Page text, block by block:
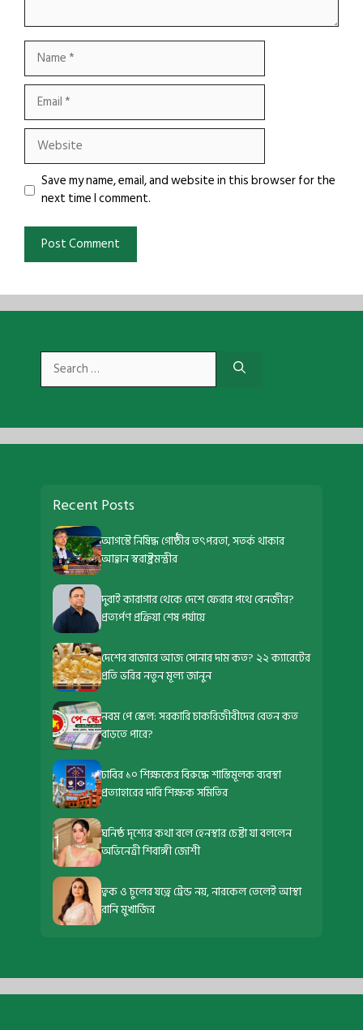
Name
Email
Website
Save my name, email, and website in this browser for the
next time I comment.
Search
for:
Recent Posts
আগস্টে নিষিদ্ধ গোষ্ঠীর তৎপরতা, সতর্ক থাকার
আহ্বান স্বরাষ্ট্রমন্ত্রীর
দুবাই কারাগার থেকে দেশে ফেরার পথে বেনজীর?
প্রত্যর্পণ প্রক্রিয়া শেষ পর্যায়ে
দেশের বাজারে আজ সোনার দাম কত? ২২ ক্যারেটের
প্রতি ভরির নতুন মূল্য জানুন
নবম পে স্কেল: সরকারি চাকরিজীবীদের বেতন কত
বাড়তে পারে?
ঢাবির ১০ শিক্ষকের বিরুদ্ধে শাস্তিমূলক ব্যবস্থা
প্রত্যাহারের দাবি শিক্ষক সমিতির
ঘনিষ্ঠ দৃশ্যের কথা বলে হেনস্থার চেষ্টা যা বললেন
অভিনেত্রী শিবাঙ্গী জোশী
ত্বক ও চুলের যত্নে ট্রেন্ড নয়, নারকেল তেলেই আস্থা
রানি মুখার্জির